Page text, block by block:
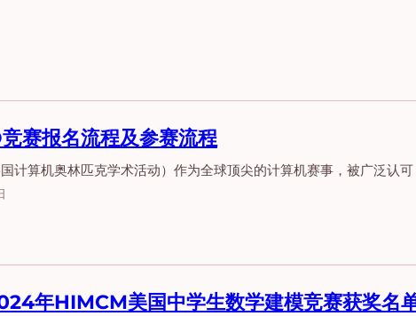
赛报名流程及参赛流程
计算机奥林匹克学术活动）作为全球顶尖的计算机赛事，被广泛认
年HIMCM美国中学生数学建模竞赛获奖名